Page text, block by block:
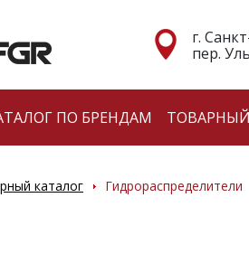
г.
пер.
ПО БРЕНДАМ
каталог Гидрораспределители